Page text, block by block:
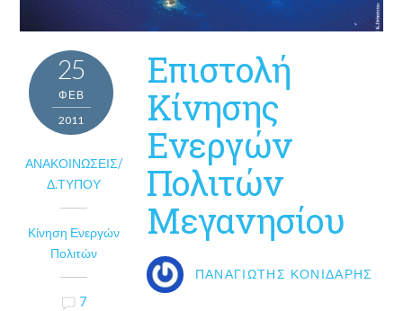
25
ΦΕΒ
2011
ΑΝΑΚΟΙΝΏΣΕΙΣ/
Δ.ΤΎΠΟΥ
Κίνηση Ενεργών
Πολιτών
7
Επιστολή
Κίνησης
Ενεργών
Πολιτών
Μεγανησίου
ΠΑΝΑΓΙΏΤΗΣ ΚΟΝΙΔΆΡΗΣ